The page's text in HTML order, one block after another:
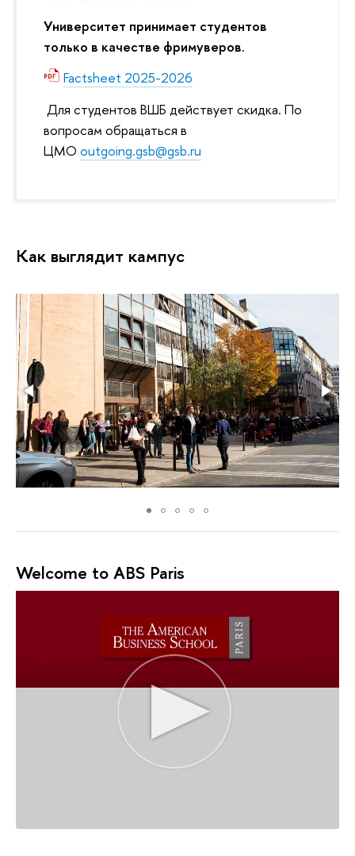
Университет принимает студентов
только в качестве фримуверов.
Factsheet 2025-2026
Для студентов ВШБ действует скидка. По
вопросам обращаться в
ЦМО outgoing.gsb@gsb.ru
Как выглядит кампус
Welcome to ABS Paris